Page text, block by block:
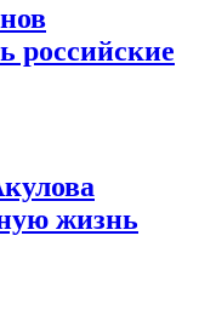
российские
жизнь